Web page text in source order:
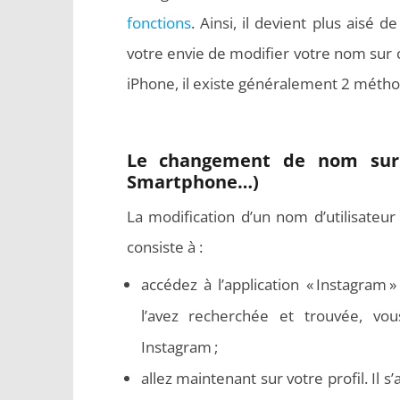
fonctions. Ainsi, il devient plus aisé
votre envie de modifier votre nom sur
iPhone, il existe généralement 2
Le changement de nom
Smartphone…)
La modification d’un nom
consiste à :
accédez à l’application «
l’avez recherchée et trouvée,
Instagram ;
allez maintenant sur votre profil. Il